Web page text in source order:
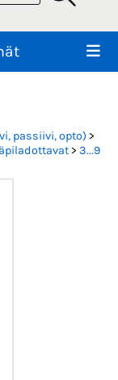
passiivi, opto) >
> 3...9